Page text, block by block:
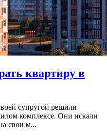
квартиру в
супругой решили
комплексе. Они искали
свои м...